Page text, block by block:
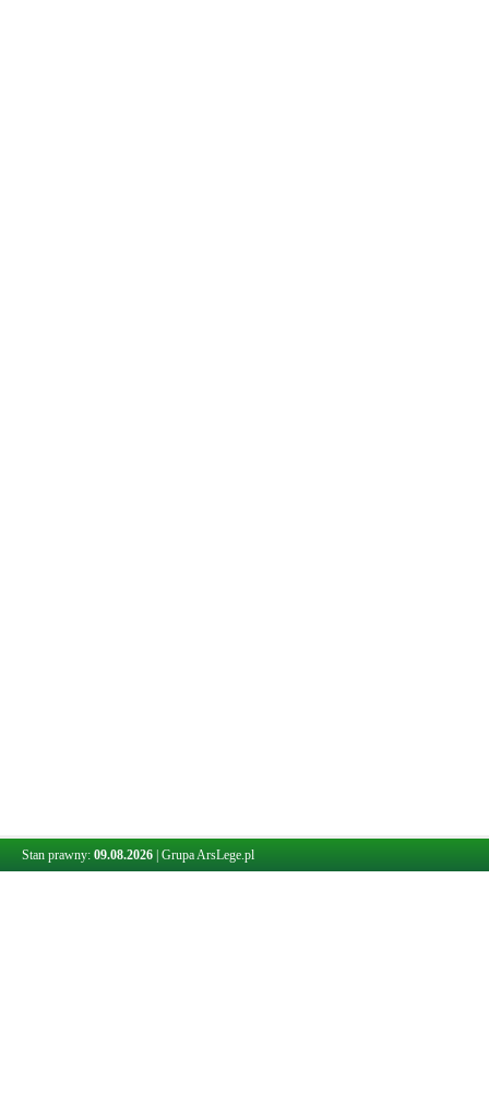
Stan prawny: 09.08.2026 Grupa ArsLege.pl